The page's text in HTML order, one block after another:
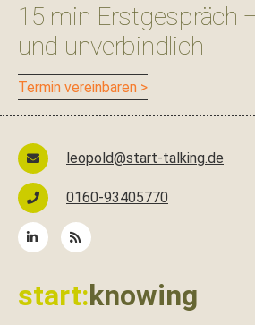
15 min Erstgespräch
und unverbindlich
Ter­min vereinbaren >
leopold@start-talking.de
0160-93405770
start:knowing